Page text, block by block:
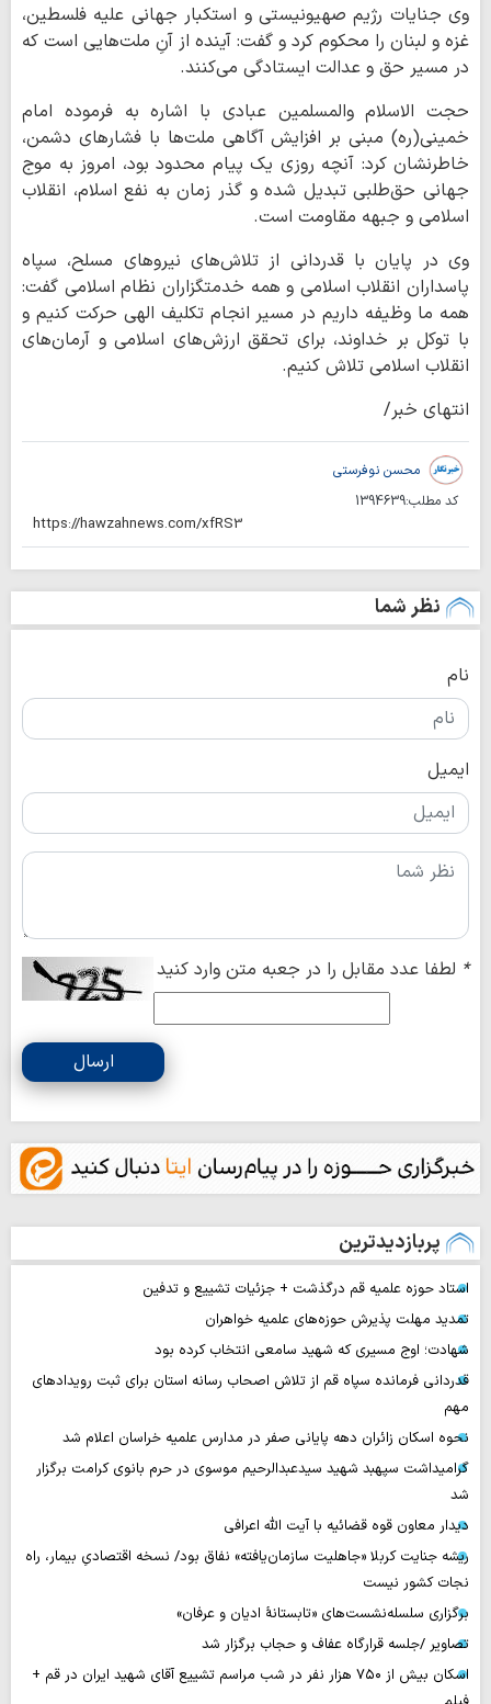
وی جنایات رژیم صهیونیستی و استکبار جهانی علیه فلسطین،
غزه و لبنان را محکوم کرد و گفت: آینده از آنِ ملت‌هایی است که
در مسیر حق و عدالت ایستادگی می‌کنند.
حجت الاسلام والمسلمین عبادی با اشاره به فرموده امام
خمینی(ره) مبنی بر افزایش آگاهی ملت‌ها با فشارهای دشمن،
خاطرنشان کرد: آنچه روزی یک پیام محدود بود، امروز به موج
جهانی حق‌طلبی تبدیل شده و گذر زمان به نفع اسلام، انقلاب
اسلامی و جبهه مقاومت است.
وی در پایان با قدردانی از تلاش‌های نیروهای مسلح، سپاه
پاسداران انقلاب اسلامی و همه خدمتگزاران نظام اسلامی گفت:
همه ما وظیفه داریم در مسیر انجام تکلیف الهی حرکت کنیم و
با توکل بر خداوند، برای تحقق ارزش‌های اسلامی و آرمان‌های
انقلاب اسلامی تلاش کنیم.
انتهای خبر/
محسن نوفرستی
کد مطلب:1394639
نظر شما
نام
ایمیل
* لطفا عدد مقابل را در جعبه متن وارد کنید
ارسال
پربازدیدترین
استاد حوزه علمیه قم درگذشت + جزئیات تشییع و تدفین
تمدید مهلت پذیرش حوزه‌های علمیه خواهران
شهادت؛ اوج مسیری که شهید سامعی انتخاب کرده بود
قدردانی فرمانده سپاه قم از تلاش اصحاب رسانه استان برای ثبت رویدادهای
مهم
نحوه اسکان زائران دهه پایانی صفر در مدارس علمیه خراسان اعلام شد
گرامیداشت سپهبد شهید سیدعبدالرحیم موسوی در حرم بانوی کرامت برگزار
شد
دیدار معاون قوه قضائیه با آیت الله اعرافی
ریشه جنایت کربلا «جاهلیت سازمان‌یافته» نفاق بود/ نسخه اقتصادیِ بیمار، راه
نجات کشور نیست
برگزاری سلسله‌نشست‌های «تابستانهٔ ادیان و عرفان»
تصاویر /جلسه قرارگاه عفاف و حجاب برگزار شد
اسکان بیش از ۷۵۰ هزار نفر در شب مراسم تشییع آقای شهید ایران در قم +